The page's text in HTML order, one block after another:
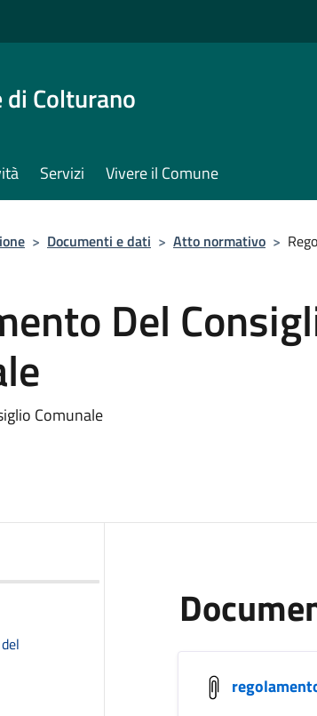
di Colturano
Servizi Vivere il Comune
> Documenti e dati > Atto normativo >
Del
Comunale